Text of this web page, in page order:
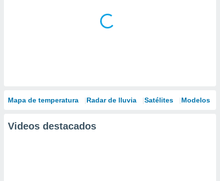
Mapa de temperatura Radar de lluvia Satélites Modelos
Videos destacados